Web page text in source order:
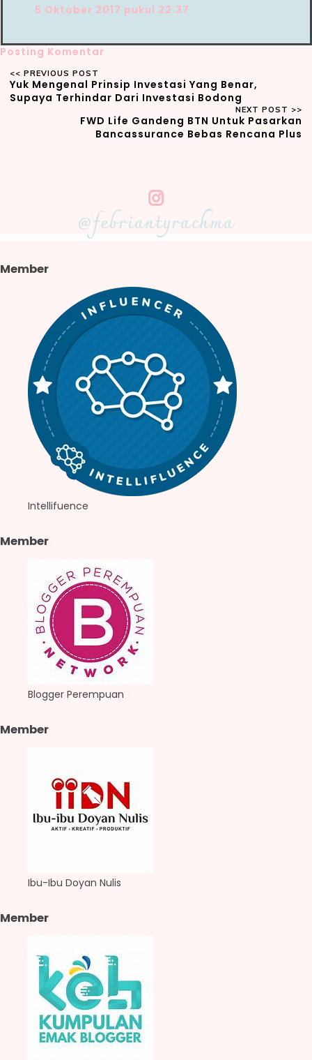
5 Oktober 2017 pukul 22.37
Posting Komentar
Yuk Mengenal Prinsip Investasi Yang Benar,
Supaya Terhindar Dari Investasi Bodong
FWD Life Gandeng BTN Untuk Pasarkan
Bancassurance Bebas Rencana Plus
@febriantyrachma
Member
Intellifuence
Member
Blogger Perempuan
Member
Ibu-Ibu Doyan Nulis
Member